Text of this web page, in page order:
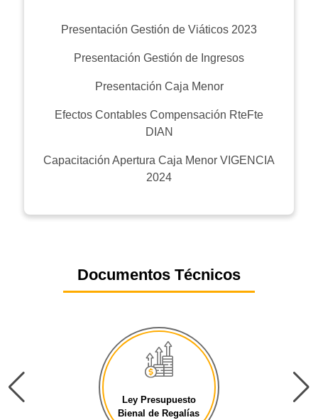
Presentación Gestión de Viáticos 2023
Presentación Gestión de Ingresos
Presentación Caja Menor
Efectos Contables Compensación RteFte
DIAN
Capacitación Apertura Caja Menor VIGENCIA
2024
Documentos Técnicos
Ley Presupuesto
Bienal de Regalías